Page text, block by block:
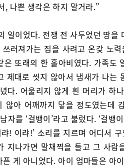
, 나쁜 생각은 하지 말거라.”
일이었다. 전쟁 전 사두었던 땅을
러져가는 집을 사려고 온갖 노
은 또래의 한 홀아비였다. 가족도
제대로 씻지 않아서 냄새가 나는
다. 어울리지 않게 흰 머리가 하
않아 어깨까지 닿을 정도였는데
자를 ‘걸뱅이’라고 불렀다. ‘걸뱅
! 이랴!’ 소리를 지르며 어디서
지나가면 말채찍을 들고 그 사람
게 아니었다. 아이 엄마들은 아